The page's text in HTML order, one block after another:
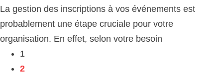
La gestion des inscriptions à vos événements est
probablement une étape cruciale pour votre
organisation. En effet, selon votre besoin
1
2